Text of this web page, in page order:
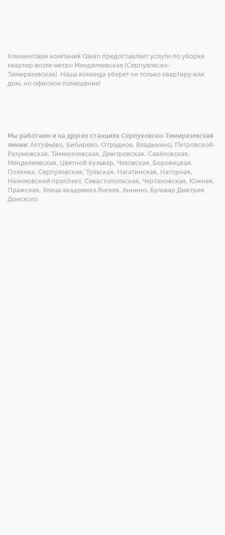
Клининговая компания Qlean предоставляет услуги по уборке
квартир возле метро Менделеевская (Серпуховско-
Тимирязевская). Наша команда уберет не только квартиру или
дом, но офисное помещение!
Мы работаем и на других станциях Серпуховско-Тимирязевская
линии: Алтуфьево, Бибирево, Отрадное, Владыкино, Петровской-
Разумовская, Тимирязевская, Дмитровская, Савёловская,
Менделеевская, Цветной бульвар, Чеховская, Боровицкая,
Полянка, Серпуховская, Тульская, Нагатинская, Нагорная,
Нахимовский проспект, Севастопольская, Чертановская, Южная,
Пражская, Улица академика Янгеля, Аннино, Бульвар Дмитрия
Донского